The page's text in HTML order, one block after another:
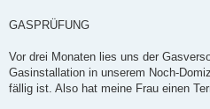
GASPRÜFUNG
Vor drei Monaten lies uns der
Gasinstallation in unserem Noch-
fällig ist. Also hat meine Frau einen